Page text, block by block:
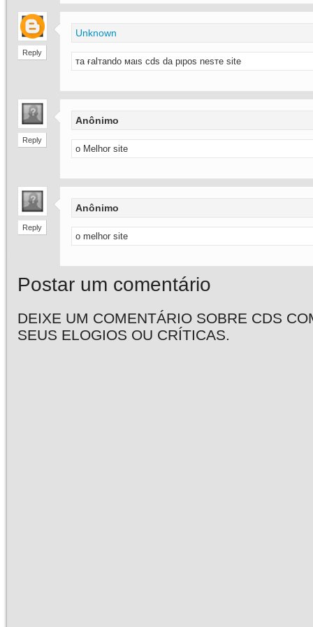
Reply
Unknown
тa ғalтando мaιѕ cdѕ da pιpoѕ neѕтe site
Reply
Anônimo
o Melhor site
Reply
Anônimo
o melhor site
Postar um comentário
DEIXE UM COMENTÁRIO SOBRE CDS
SEUS ELOGIOS OU CRÍTICAS.